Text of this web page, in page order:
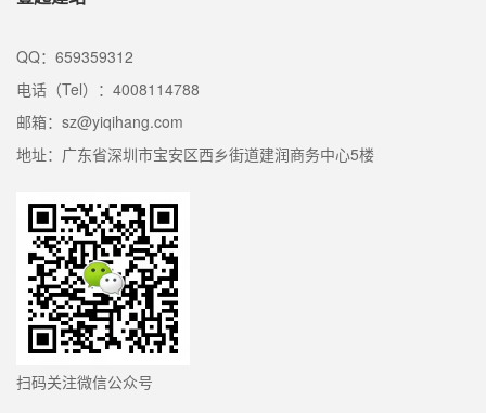
QQ：659359312
电话（Tel）：4008114788
邮箱：sz@yiqihang.com
地址：广东省深圳市宝安区西乡街道建润商务中心5楼
扫码关注微信公众号